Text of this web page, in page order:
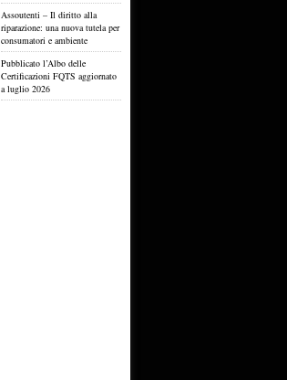
Assoutenti – Il diritto alla
riparazione: una nuova tutela per
consumatori e ambiente
Pubblicato l’Albo delle
Certificazioni FQTS aggiornato
a luglio 2026